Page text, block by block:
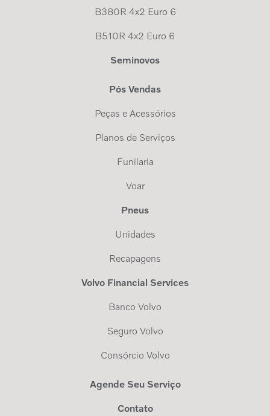
B380R 4x2 Euro 6
B510R 4x2 Euro 6
Seminovos
Pós Vendas
Peças e Acessórios
Planos de Serviços
Funilaria
Voar
Pneus
Unidades
Recapagens
Volvo Financial Services
Banco Volvo
Seguro Volvo
Consórcio Volvo
Agende Seu Serviço
Contato